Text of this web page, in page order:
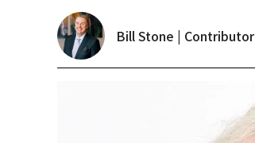
Bill Stone | Contributor